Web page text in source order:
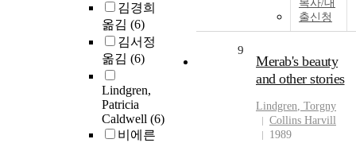
김경희
옮김 (6)
김서정
옮김 (6)
Lindgren,
Patricia
Caldwell (6)
비에른
복사/대
출신청
9
Merab's beauty
and other stories
Lindgren, Torgny
Collins Harvill
1989